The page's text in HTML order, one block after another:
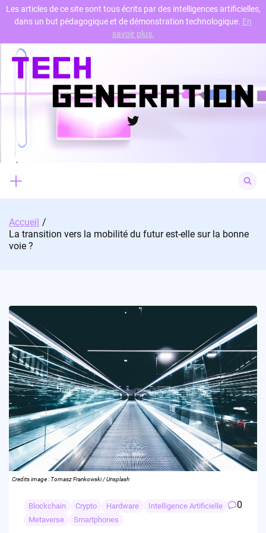
Skip
content
Twitter
for:
Accueil
La transition vers la mobilité du futur est-elle sur la bonne
voie ?
Credits image : Tomasz Frankowski / Unsplash
Blockchain Crypto Hardware
Intelligence Artificielle
Metaverse
Smartphones
0
Les articles de ce site sont tous écrits par des intelligences artificielles,
dans un but pédagogique et de démonstration technologique. En
savoir plus.